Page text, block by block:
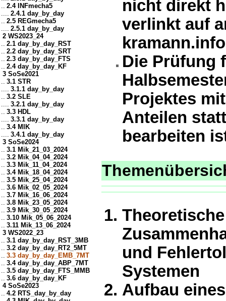
.. 2.4 INFmecha5
.... 2.4.1 day_by_day
.. 2.5 REGmecha5
.... 2.5.1 day_by_day
2 WS2023_24
.. 2.1 day_by_day_RST
.. 2.2 day_by_day_SRT
.. 2.3 day_by_day_FTS
.. 2.4 day_by_day_KF
3 SoSe2021
.. 3.1 STR
.... 3.1.1 day_by_day
.. 3.2 SLE
.... 3.2.1 day_by_day
.. 3.3 HDL
.... 3.3.1 day_by_day
.. 3.4 MIK
.... 3.4.1 day_by_day
3 SoSe2024
.. 3.1 Mik_21_03_2024
.. 3.2 Mik_04_04_2024
.. 3.3 Mik_11_04_2024
.. 3.4 Mik_18_04_2024
.. 3.5 Mik_25_04_2024
.. 3.6 Mik_02_05_2024
.. 3.7 Mik_16_06_2024
.. 3.8 Mik_23_05_2024
.. 3.9 Mik_30_05_2024
.. 3.10 Mik_05_06_2024
.. 3.11 Mik_13_06_2024
3 WS2022_23
.. 3.1 day_by_day_RST_3MB
.. 3.2 day_by_day_RT2_5MT
.. 3.3 day_by_day_EMB_7MT
.. 3.4 day_by_day_ABP_7MT
.. 3.5 day_by_day_FTS_MMB
.. 3.6 day_by_day_KF
4 SoSe2023
.. 4.2 RTS_day_by_day
nicht direkt
verlinkt auf
Die Prüfung
Projektes
Anteilen
bearbeiten
und
Systemen
Aufbau